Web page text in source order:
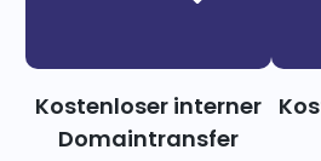
Kostenloser interner
Domaintransfer